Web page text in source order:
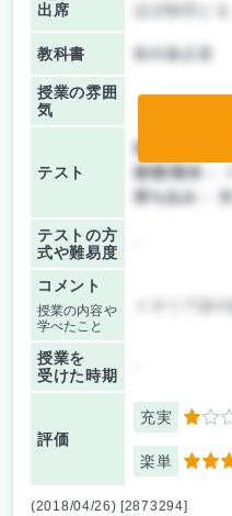
出席 ほぼ毎回とる
教科書 教科書必要
授業の雰囲
気
テスト
前期/中間：
後期/期末：
持ち込み：
テストの方
式や難易度
コメント
授業の内容や
学べたこと
イタリア語
授業を
受けた時期
評価
充実 1
楽単 5
(2018/04/26) [2873294]